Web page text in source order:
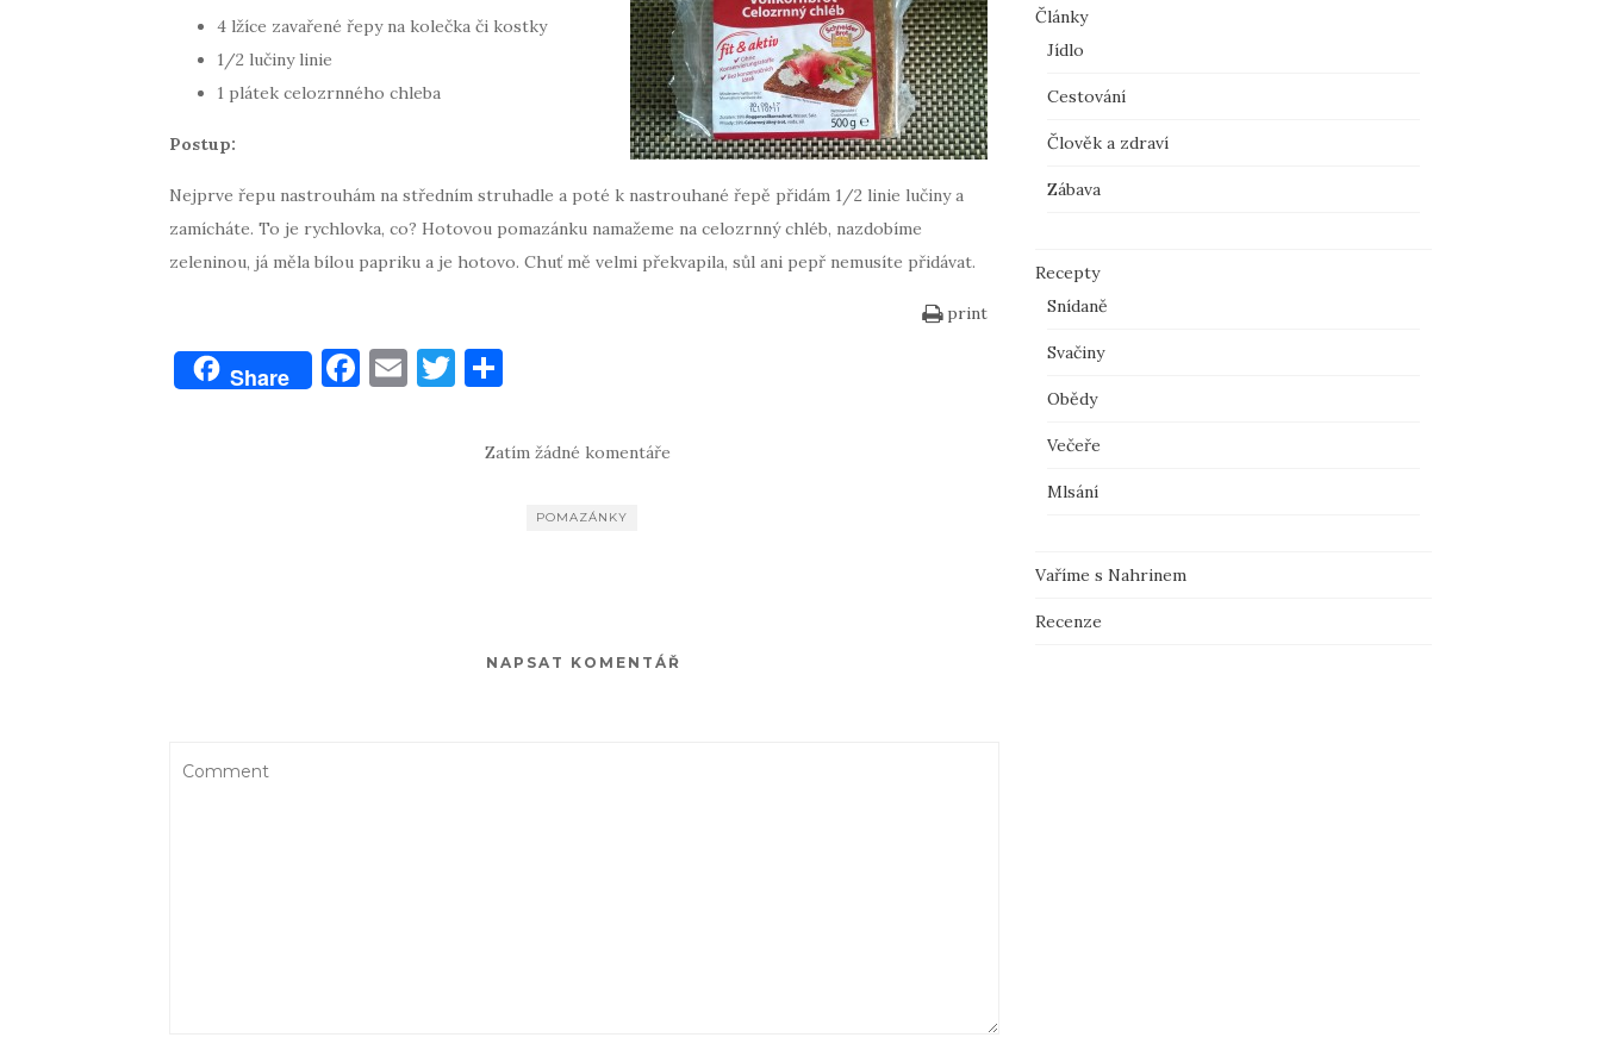
4 lžíce zavařené řepy na kolečka či kostky
1/2 lučiny linie
1 plátek celozrnného chleba
Postup:
Nejprve řepu nastrouhám na středním struhadle a poté k nastrouhané řepě přidám 1/2 linie lučiny a
zamícháte. To je rychlovka, co? Hotovou pomazánku namažeme na celozrnný chléb, nazdobíme
zeleninou, já měla bílou papriku a je hotovo. Chuť mě velmi překvapila, sůl ani pepř nemusíte přidávat.
print
Share F E T
ar
Zatím žádné komentáře
POMAZÁNKY
NAPSAT KOMENTÁŘ
Články
Jídlo
Cestování
Člověk a zdraví
Zábava
Recepty
Snídaně
Svačiny
Obědy
Večeře
Mlsání
Vaříme s Nahrinem
Recenze